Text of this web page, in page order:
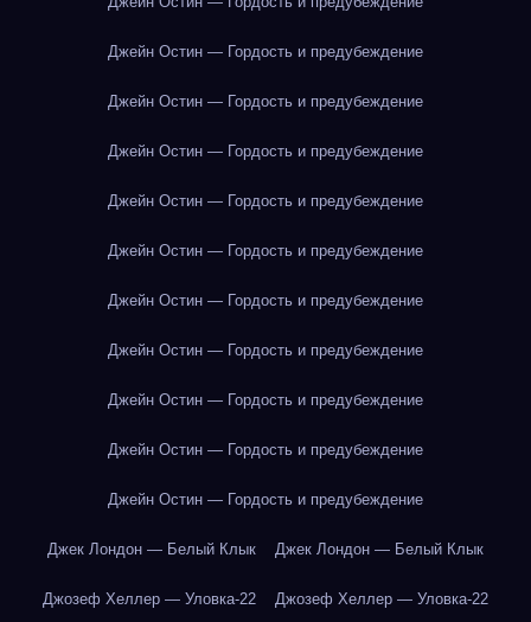
Джейн Остин — Гордость и предубеждение
Джейн Остин — Гордость и предубеждение
Джейн Остин — Гордость и предубеждение
Джейн Остин — Гордость и предубеждение
Джейн Остин — Гордость и предубеждение
Джейн Остин — Гордость и предубеждение
Джейн Остин — Гордость и предубеждение
Джейн Остин — Гордость и предубеждение
Джейн Остин — Гордость и предубеждение
Джейн Остин — Гордость и предубеждение
Джек Лондон — Белый Клык Джек Лондон — Белый Клык
Джозеф Хеллер — Уловка-22 Джозеф Хеллер — Уловка-22